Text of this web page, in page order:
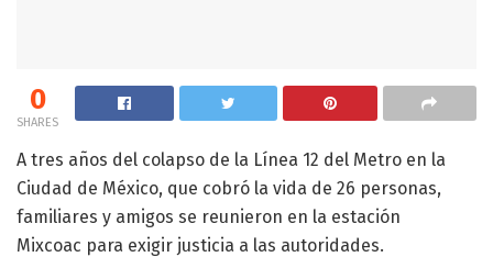
0
SHARES
A tres años del colapso de la Línea 12 del Metro en la
Ciudad de México, que cobró la vida de 26 personas,
familiares y amigos se reunieron en la estación
Mixcoac para exigir justicia a las autoridades.